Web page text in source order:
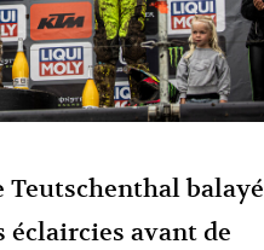
balayé
éclaircies avant de